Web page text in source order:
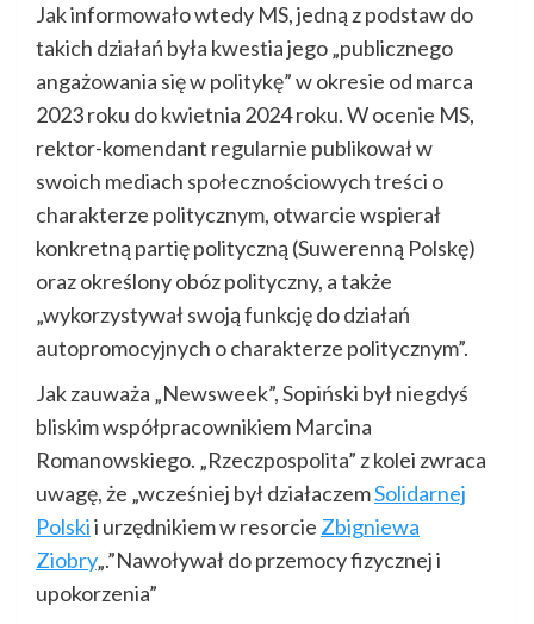
Jak informowało wtedy MS, jedną z podstaw do
takich działań była kwestia jego „publicznego
angażowania się w politykę” w okresie od marca
2023 roku do kwietnia 2024 roku. W ocenie MS,
rektor-komendant regularnie publikował w
swoich mediach społecznościowych treści o
charakterze politycznym, otwarcie wspierał
konkretną partię polityczną (Suwerenną Polskę)
oraz określony obóz polityczny, a także
„wykorzystywał swoją funkcję do działań
autopromocyjnych o charakterze politycznym”.
Jak zauważa „Newsweek”, Sopiński był niegdyś
bliskim współpracownikiem Marcina
Romanowskiego. „Rzeczpospolita” z kolei zwraca
uwagę, że „wcześniej był działaczemSolidarnej
Polskii urzędnikiem w resorcie Zbigniewa
Ziobry„.”Nawoływał do przemocy fizycznej i
upokorzenia”